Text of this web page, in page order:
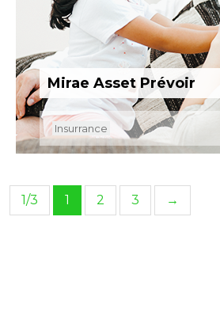
Mirae Asset Prévoir
Insurrance
1/3 1 2 3 →